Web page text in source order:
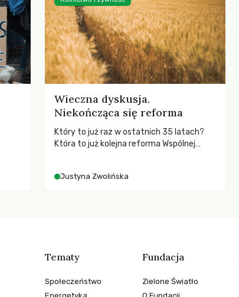
Wieczna dyskusja.
Niekończąca się reforma
Który to już raz w ostatnich 35 latach?
Która to już kolejna reforma Wspólnej
społeczne?
Justyna Zwolińska
Tematy
Społeczeństwo
Fundacja
Zielone Światło